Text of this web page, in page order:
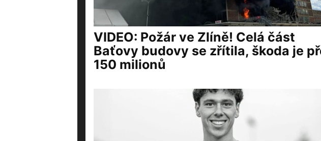
VIDEO: Požár ve Zlíně! Celá část
Baťovy budovy se zřítila, škoda je
150 milionů